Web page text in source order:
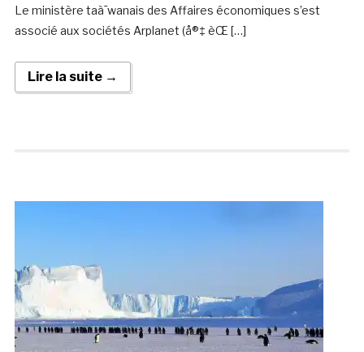
Le ministère taà¯wanais des Affaires économiques s’est
associé aux sociétés Arplanet (å®‡ èŒ […]
Lire la suite →